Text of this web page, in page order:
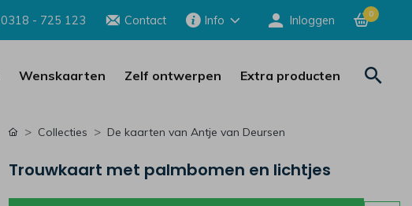
0318 - 725 123 Contact Info Inloggen 0
Wenskaarten Zelf ontwerpen Extra producten
Collecties De kaarten van Antje van Deursen
Trouwkaart met palmbomen en lichtjes